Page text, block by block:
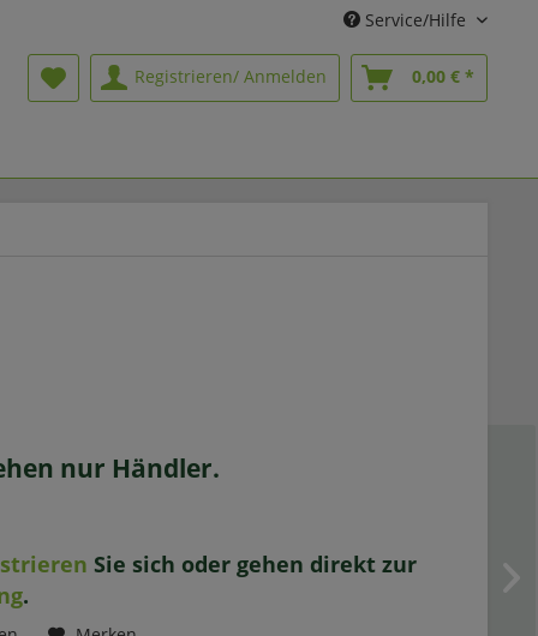
Service/Hilfe
Registrieren/ Anmelden 0,00 € *
nur Händler.
Sie sich oder gehen direkt zur
.